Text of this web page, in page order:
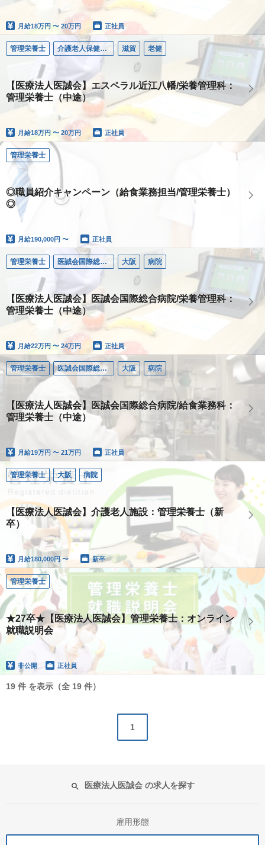
月給18万円 〜 20万円 正社員
管理栄養士 介護老人保健施設エスペラル近江八幡 滋賀 老健
【医療法人医誠会】エスペラル近江八幡/栄養管理科：
管理栄養士（中途）
月給18万円 〜 20万円 正社員
管理栄養士
◎職員紹介キャンペーン（給食業務担当/管理栄養士）
◎
月給190,000円 〜 正社員
管理栄養士 医誠会国際総合病院 大阪 病院
【医療法人医誠会】医誠会国際総合病院/栄養管理科：
管理栄養士（中途）
月給22万円 〜 24万円 正社員
管理栄養士 医誠会国際総合病院 大阪 病院
【医療法人医誠会】医誠会国際総合病院/給食業務科：
管理栄養士（中途）
月給19万円 〜 21万円 正社員
管理栄養士 大阪 病院
【医療法人医誠会】介護老人施設：管理栄養士（新
卒）
月給180,000円 〜 新卒
管理栄養士
★27卒★【医療法人医誠会】管理栄養士：オンライン
就職説明会
非公開 正社員
19 件 を表示（全 19 件）
1
医療法人医誠会 の求人を探す
雇用形態